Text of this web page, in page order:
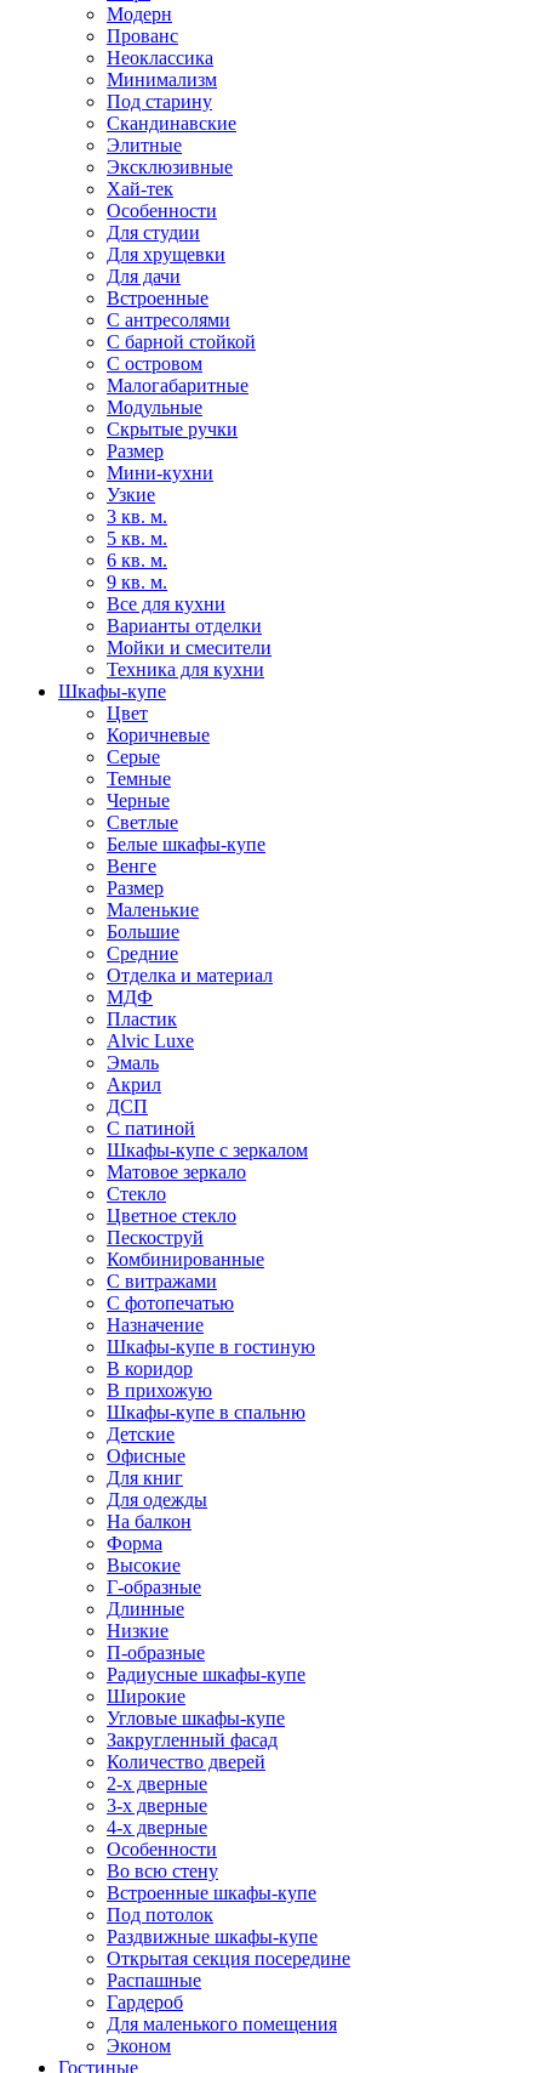
Модерн
Прованс
Неоклассика
Минимализм
Под старину
Скандинавские
Элитные
Эксклюзивные
Хай-тек
Особенности
Для студии
Для хрущевки
Для дачи
Встроенные
С антресолями
С барной стойкой
С островом
Малогабаритные
Модульные
Скрытые ручки
Размер
Мини-кухни
Узкие
3 кв. м.
5 кв. м.
6 кв. м.
9 кв. м.
Все для кухни
Варианты отделки
Мойки и смесители
Техника для кухни
Шкафы-купе
Цвет
Коричневые
Серые
Темные
Черные
Светлые
Белые шкафы-купе
Венге
Размер
Маленькие
Большие
Средние
Отделка и материал
МДФ
Пластик
Alvic Luxe
Эмаль
Акрил
ДСП
С патиной
Шкафы-купе с зеркалом
Матовое зеркало
Стекло
Цветное стекло
Пескоструй
Комбинированные
С витражами
С фотопечатью
Назначение
Шкафы-купе в гостиную
В коридор
В прихожую
Шкафы-купе в спальню
Детские
Офисные
Для книг
Для одежды
На балкон
Форма
Высокие
Г-образные
Длинные
Низкие
П-образные
Радиусные шкафы-купе
Широкие
Угловые шкафы-купе
Закругленный фасад
Количество дверей
2-х дверные
3-х дверные
4-х дверные
Особенности
Во всю стену
Встроенные шкафы-купе
Под потолок
Раздвижные шкафы-купе
Открытая секция посередине
Распашные
Гардероб
Для маленького помещения
Эконом
Гостиные